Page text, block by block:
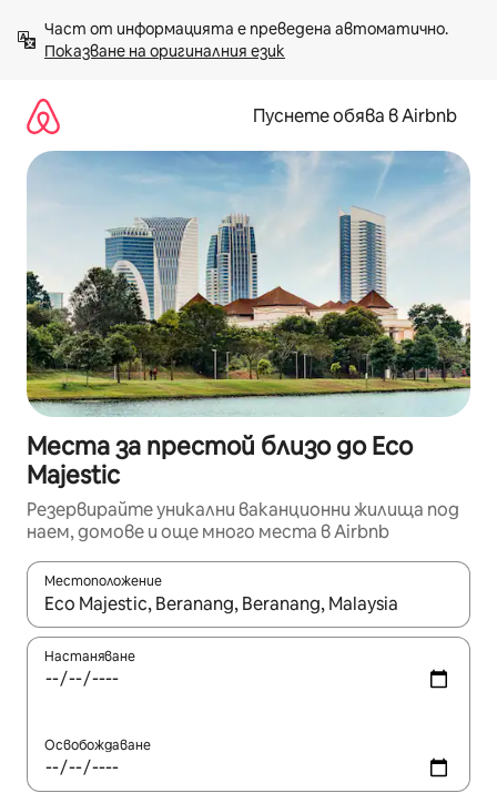
към
съдържанието
Показване на оригиналния език
Пуснете обява в Airbnb
Места за престой близо до Eco
Majestic
Резервирайте уникални ваканционни жилища под
наем, домове и още много места в Airbnb
Местоположение
Когато резултатите се покажат, използвайте
Настаняване
Освобождаване